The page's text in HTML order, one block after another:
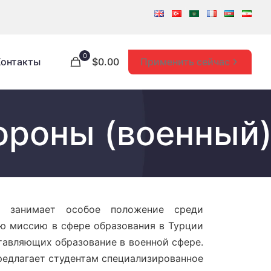
0 $0.00 Применить сейчас
занимает особое положение среди
миссию в сфере образования в Турции
образование в военной сфере.
студентам специализированное